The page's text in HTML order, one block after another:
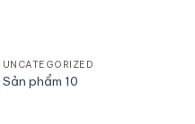
UNCATEGORIZED
Sản phẩm 10